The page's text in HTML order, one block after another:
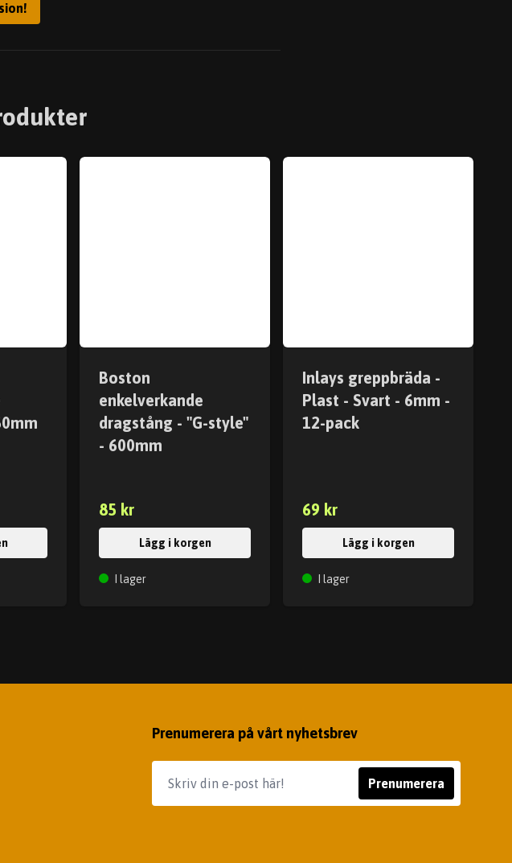
Boston
enkelverkande
dragstång - "G-style"
- 600mm
85 kr
Lägg i korgen
I lager
Inlays greppbräda -
Plast - Svart - 6mm -
12-pack
69 kr
Lägg i korgen
I lager
Prenumerera på vårt nyhetsbrev
Prenumerera